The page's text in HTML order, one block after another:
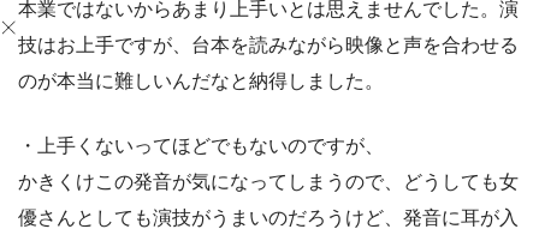
本業ではないからあまり上手いとは思えませんでした。演
技はお上手ですが、台本を読みながら映像と声を合わせる
のが本当に難しいんだなと納得しました。
・上手くないってほどでもないのですが、
かきくけこの発音が気になってしまうので、どうしても女
優さんとしても演技がうまいのだろうけど、発音に耳が入